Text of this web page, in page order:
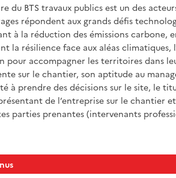
du BTS travaux publics est un des
répondent aux grands défis
à la réduction des émissions carbone,
la résilience face aux aléas
pour accompagner les territoires dans
sur le chantier, son aptitude au
à prendre des décisions sur le site, le
de l’entreprise sur le chantier
parties prenantes (intervenants